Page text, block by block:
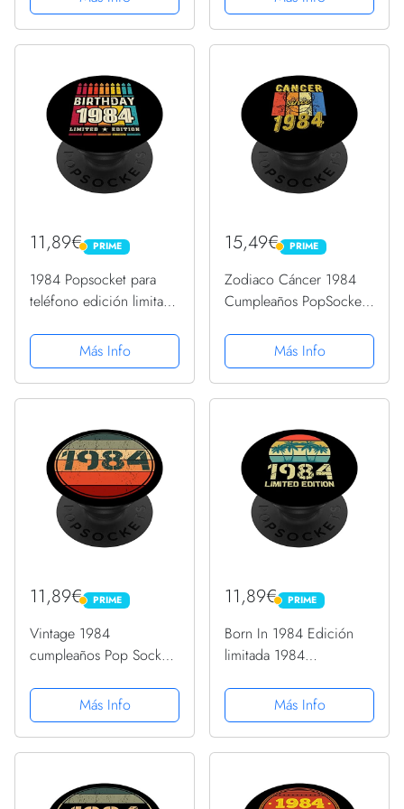
PopGrip Intercambiable
PopGrip Intercambiable
11,89€ PRIME
PRIME
1984 Popsocket para
teléfono edición limitada
PopSockets PopGrip
Intercambiable
Más Info
15,49€ PRIME
PRIME
Zodiaco Cáncer 1984
Cumpleaños PopSockets
Más Info
11,89€ PRIME
PRIME
Vintage 1984
cumpleaños Pop Socket
cumpleaños 1984
PopSockets PopGrip
Intercambiable
Más Info
11,89€ PRIME
PRIME
Born In 1984 Edición
limitada 1984
Sockets 1984
PopSockets PopGrip
Intercambiable
Más Info